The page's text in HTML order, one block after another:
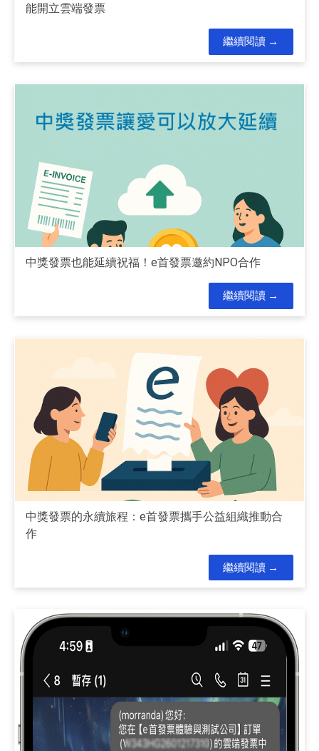
能開立雲端發票
繼續閱讀
中獎發票也能延續祝福！e首發票邀約NPO合作
繼續閱讀
中獎發票的永續旅程：e首發票攜手公益組織推動合
作
繼續閱讀